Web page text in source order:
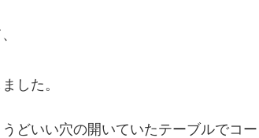
した。
どいい穴の開いていたテーブルでコー